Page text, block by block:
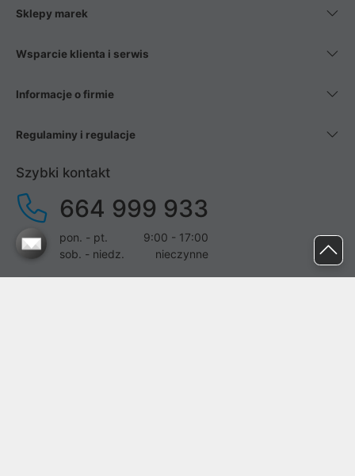
Sklepy marek
Wsparcie klienta i serwis
Informacje o firmie
Regulaminy i regulacje
Szybki kontakt
664 999 933
pon. - pt.
9:00 - 17:00
sob. - niedz.
nieczynne